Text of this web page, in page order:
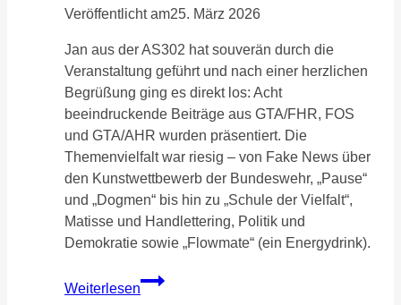
Veröffentlicht am25. März 2026
Jan aus der AS302 hat souverän durch die
Veranstaltung geführt und nach einer herzlichen
Begrüßung ging es direkt los: Acht
beeindruckende Beiträge aus GTA/FHR, FOS
und GTA/AHR wurden präsentiert. Die
Themenvielfalt war riesig – von Fake News über
den Kunstwettbewerb der Bundeswehr, „Pause“
und „Dogmen“ bis hin zu „Schule der Vielfalt“,
Matisse und Handlettering, Politik und
Demokratie sowie „Flowmate“ (ein Energydrink).
Weiterlesen
Ein
richtig